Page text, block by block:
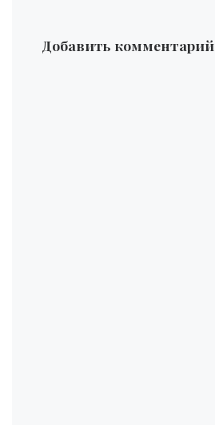
Добавить комментарий